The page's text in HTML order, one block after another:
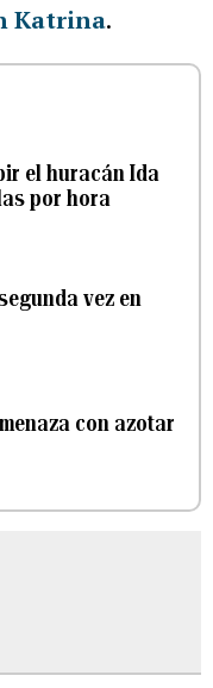
Katrina.
el huracán Ida
por hora
vez en
con azotar